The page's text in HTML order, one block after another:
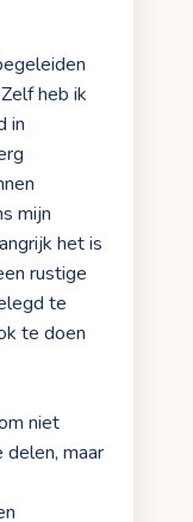
heb ik
in
mijn
het is
rustige
te
te doen
niet
delen, maar